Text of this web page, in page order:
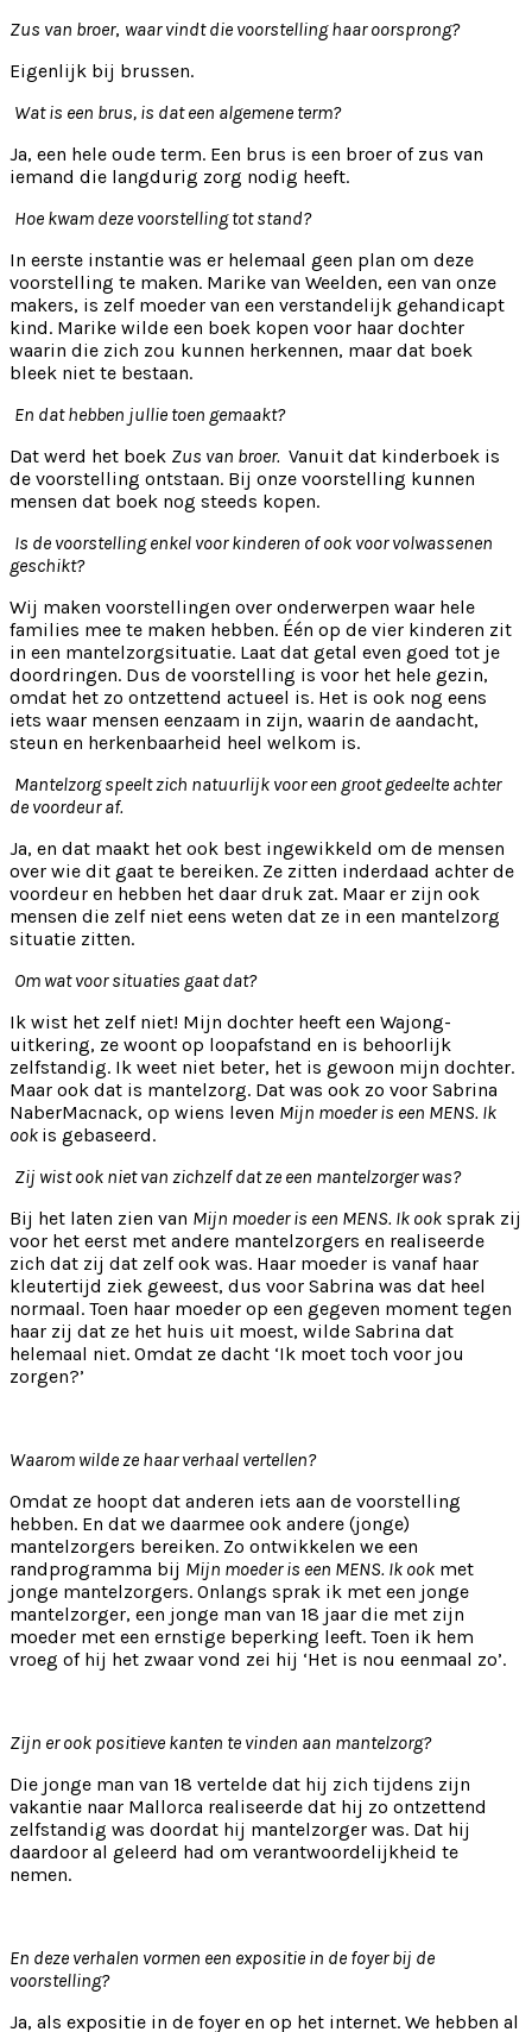
Zus van broer, waar vindt die voorstelling haar oorsprong?
Eigenlijk bij brussen.
Wat is een brus, is dat een algemene term?
Ja, een hele oude term. Een brus is een broer of zus van
iemand die langdurig zorg nodig heeft.
Hoe kwam deze voorstelling tot stand?
In eerste instantie was er helemaal geen plan om deze
voorstelling te maken. Marike van Weelden, een van onze
makers, is zelf moeder van een verstandelijk gehandicapt
kind. Marike wilde een boek kopen voor haar dochter
waarin die zich zou kunnen herkennen, maar dat boek
bleek niet te bestaan.
En dat hebben jullie toen gemaakt?
Dat werd het boek Zus van broer. Vanuit dat kinderboek is
de voorstelling ontstaan. Bij onze voorstelling kunnen
mensen dat boek nog steeds kopen.
Is de voorstelling enkel voor kinderen of ook voor volwassenen
geschikt?
Wij maken voorstellingen over onderwerpen waar hele
families mee te maken hebben. Één op de vier kinderen zit
in een mantelzorgsituatie. Laat dat getal even goed tot je
doordringen. Dus de voorstelling is voor het hele gezin,
omdat het zo ontzettend actueel is. Het is ook nog eens
iets waar mensen eenzaam in zijn, waarin de aandacht,
steun en herkenbaarheid heel welkom is.
Mantelzorg speelt zich natuurlijk voor een groot gedeelte achter
de voordeur af.
Ja, en dat maakt het ook best ingewikkeld om de mensen
over wie dit gaat te bereiken. Ze zitten inderdaad achter de
voordeur en hebben het daar druk zat. Maar er zijn ook
mensen die zelf niet eens weten dat ze in een mantelzorg
situatie zitten.
Om wat voor situaties gaat dat?
Ik wist het zelf niet! Mijn dochter heeft een Wajong-
uitkering, ze woont op loopafstand en is behoorlijk
zelfstandig. Ik weet niet beter, het is gewoon mijn dochter.
Maar ook dat is mantelzorg. Dat was ook zo voor Sabrina
NaberMacnack, op wiens leven Mijn moeder is een MENS. Ik
ook is gebaseerd.
Zij wist ook niet van zichzelf dat ze een mantelzorger was?
Bij het laten zien van Mijn moeder is een MENS. Ik ook sprak zij
voor het eerst met andere mantelzorgers en realiseerde
zich dat zij dat zelf ook was. Haar moeder is vanaf haar
kleutertijd ziek geweest, dus voor Sabrina was dat heel
normaal. Toen haar moeder op een gegeven moment tegen
haar zij dat ze het huis uit moest, wilde Sabrina dat
helemaal niet. Omdat ze dacht ‘Ik moet toch voor jou
zorgen?’
Waarom wilde ze haar verhaal vertellen?
Omdat ze hoopt dat anderen iets aan de voorstelling
hebben. En dat we daarmee ook andere (jonge)
mantelzorgers bereiken. Zo ontwikkelen we een
randprogramma bij Mijn moeder is een MENS. Ik ook met
jonge mantelzorgers. Onlangs sprak ik met een jonge
mantelzorger, een jonge man van 18 jaar die met zijn
moeder met een ernstige beperking leeft. Toen ik hem
vroeg of hij het zwaar vond zei hij ‘Het is nou eenmaal zo’.
Zijn er ook positieve kanten te vinden aan mantelzorg?
Die jonge man van 18 vertelde dat hij zich tijdens zijn
vakantie naar Mallorca realiseerde dat hij zo ontzettend
zelfstandig was doordat hij mantelzorger was. Dat hij
daardoor al geleerd had om verantwoordelijkheid te
nemen.
En deze verhalen vormen een expositie in de foyer bij de
voorstelling?
Ja, als expositie in de foyer en op het internet. We hebben al